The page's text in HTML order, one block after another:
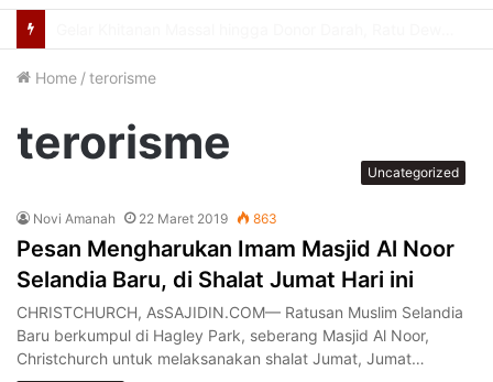
Home /terorisme
terorisme
Uncategorized
Novi Amanah 22 Maret 2019 863
Pesan Mengharukan Imam Masjid Al Noor
Selandia Baru, di Shalat Jumat Hari ini
CHRISTCHURCH, AsSAJIDIN.COM— Ratusan Muslim Selandia
Baru berkumpul di Hagley Park, seberang Masjid Al Noor,
Christchurch untuk melaksanakan shalat Jumat, Jumat…